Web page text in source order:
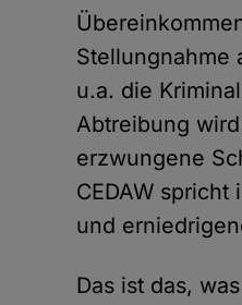
Stellungnahme
u.a. die
Abtreibung
erzwungene
CEDAW
und
Das ist das,